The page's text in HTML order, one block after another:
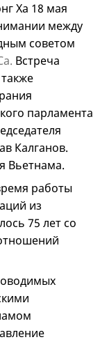
Ха 18 мая
между
советом
Встреча
парламента
Калганов.
Вьетнама.
работы
из
75 лет со